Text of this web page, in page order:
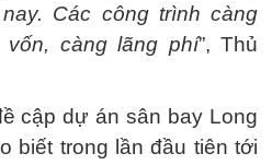
Các công trình càng
càng lãng phí”, Thủ
cập dự án sân bay Long
biết trong lần đầu tiên tới